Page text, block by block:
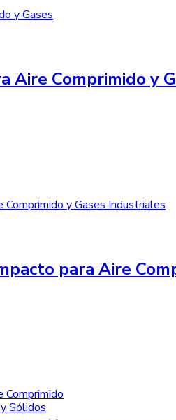
Aire Comprimido y
para Aire